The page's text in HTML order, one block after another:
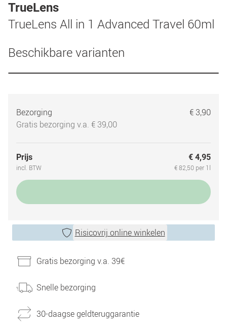
TrueLens
TrueLens All in 1 Advanced Travel 60ml
Beschikbare varianten
Bezorging
€ 3,90
Gratis bezorging v.a. € 39,00
Prijs
incl. BTW
€ 4,95
€ 82,50 per 1l
Risicovrij online winkelen
Gratis bezorging v.a. 39€
Snelle bezorging
30-daagse geldteruggarantie